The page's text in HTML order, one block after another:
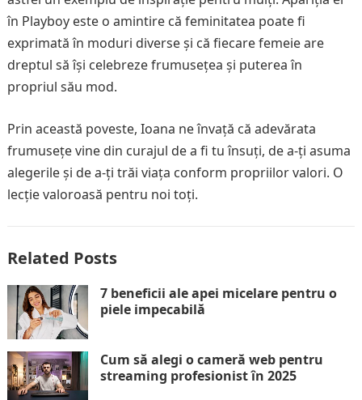
în Playboy este o amintire că feminitatea poate fi
exprimată în moduri diverse și că fiecare femeie are
dreptul să își celebreze frumusețea și puterea în
propriul său mod.
Prin această poveste, Ioana ne învață că adevărata
frumusețe vine din curajul de a fi tu însuți, de a-ți asuma
alegerile și de a-ți trăi viața conform propriilor valori. O
lecție valoroasă pentru noi toți.
Related Posts
7 beneficii ale apei micelare pentru o
piele impecabilă
Cum să alegi o cameră web pentru
streaming profesionist în 2025